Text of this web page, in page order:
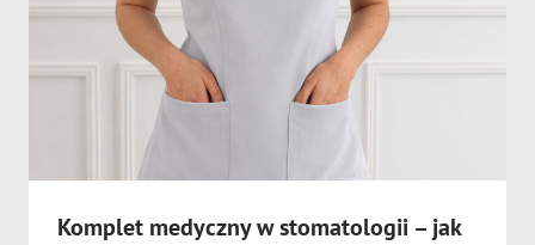
Komplet medyczny w stomatologii – jak